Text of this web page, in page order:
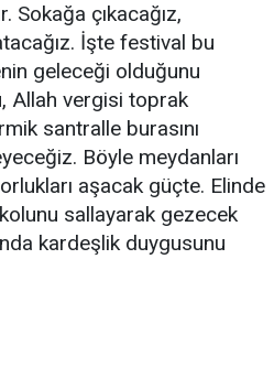
Sokağa çıkacağız,
İşte festival bu
geleceği olduğunu
Allah vergisi toprak
santralle burasını
Böyle meydanları
aşacak güçte. Elinde
sallayarak gezecek
kardeşlik duygusunu